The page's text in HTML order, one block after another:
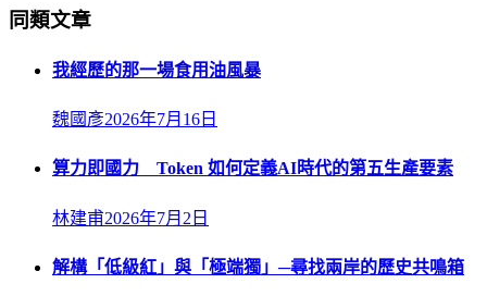
同類文章
我經歷的那一場食用油風暴
魏國彥2026年7月16日
算力即國力 Token 如何定義AI時代的第五生產要素
林建甫2026年7月2日
解構「低級紅」與「極端獨」─尋找兩岸的歷史共鳴箱